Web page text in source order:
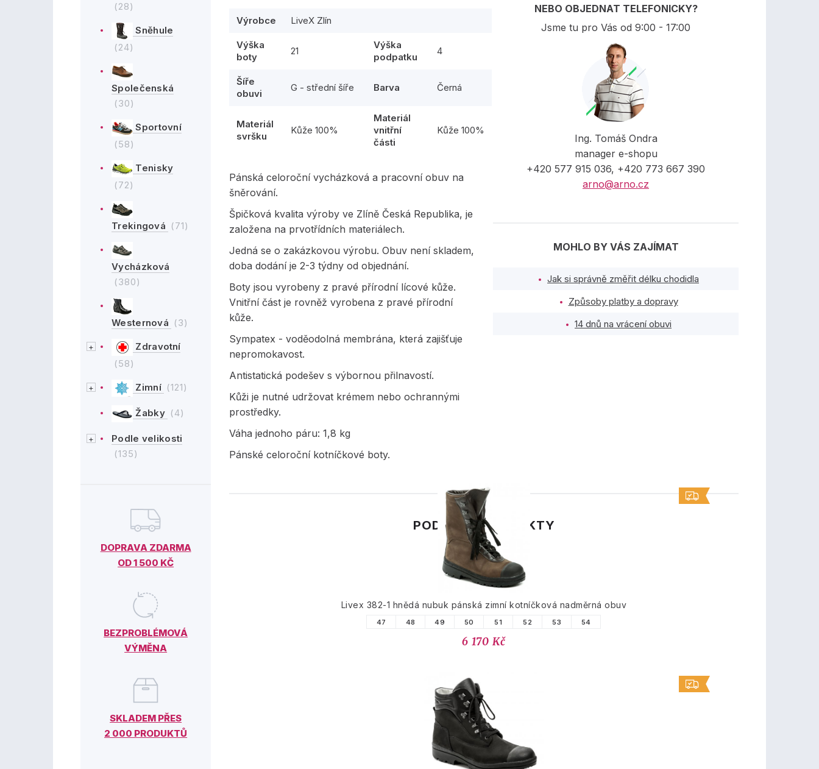
(28)
Sněhule
(24)
Společenská
(30)
Sportovní
(58)
Tenisky
(72)
Trekingová (71)
Vycházková
(380)
Westernová (3)
Zdravotní
(58)
Zimní (121)
Žabky (4)
Podle velikosti
(135)
DOPRAVA ZDARMA
OD 1 500 KČ
BEZPROBLÉMOVÁ
VÝMĚNA
SKLADEM PŘES
2 000 PRODUKTŮ
Výrobce LiveX Zlín
Výška
boty
21
Výška
podpatku
4
Šíře
obuvi
G - střední šíře Barva Černá
Materiál
svršku
Kůže 100%
Materiál
vnitřní
části
Kůže 100%
Pánská celoroční vycházková a pracovní obuv na
šněrování.
Špičková kvalita výroby ve Zlíně Česká Republika, je
založena na prvotřídních materiálech.
Jedná se o zakázkovou výrobu. Obuv není skladem,
doba dodání je 2-3 týdny od objednání.
Boty jsou vyrobeny z pravé přírodní lícové kůže.
Vnitřní část je rovněž vyrobena z pravé přírodní
kůže.
Sympatex - voděodolná membrána, která zajišťuje
nepromokavost.
Antistatická podešev s výbornou přilnavostí.
Kůži je nutné udržovat krémem nebo ochrannými
prostředky.
Váha jednoho páru: 1,8 kg
Pánské celoroční kotníčkové boty.
NEBO OBJEDNAT TELEFONICKY?
Jsme tu pro Vás od 9:00 - 17:00
Ing. Tomáš Ondra
manager e-shopu
+420 577 915 036, +420 773 667 390
arno@arno.cz
MOHLO BY VÁS ZAJÍMAT
Jak si správně změřit délku chodidla
Způsoby platby a dopravy
14 dnů na vrácení obuvi
PODOBNÉ PRODUKTY
Livex 382-1 hnědá nubuk pánská zimní kotníčková nadměrná obuv
47 48 49 50 51 52 53 54
6 170 Kč